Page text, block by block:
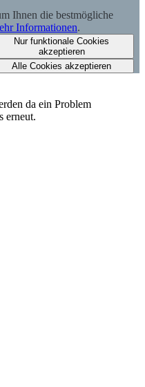
Ihnen die bestmögliche
Informationen.
Nur funktionale Cookies
akzeptieren
Alle Cookies akzeptieren
da ein Problem
erneut.